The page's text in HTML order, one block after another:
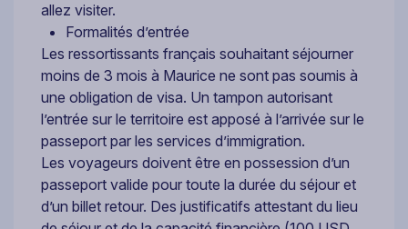
allez visiter.
Formalités d’entrée
Les ressortissants français souhaitant séjourner
moins de 3 mois à Maurice ne sont pas soumis à
une obligation de visa. Un tampon autorisant
l’entrée sur le territoire est apposé à l’arrivée sur le
passeport par les services d’immigration.
Les voyageurs doivent être en possession d’un
passeport valide pour toute la durée du séjour et
d’un billet retour. Des justificatifs attestant du lieu